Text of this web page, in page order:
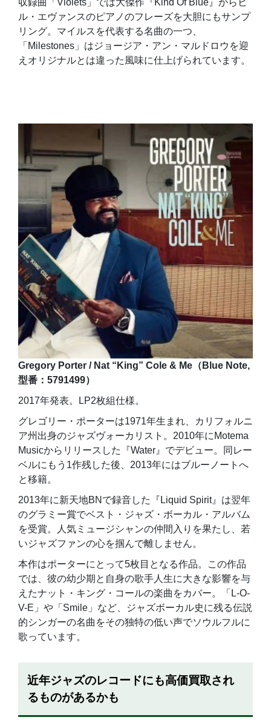
収録曲「Violets」では大傑作『Kind Of Blue』からビ
ル・エヴァンスのピアノのフレーズを大胆にもサンプ
リング。マイルスを代表する名曲の一つ、
「Milestones」はジョージア・アン・マルドロウを迎
えオリジナルとは違った風味に仕上げられています。
Gregory Porter / Nat “King” Cole & Me（Blue Note,
型番：5791499）
2017年発表。LP2枚組仕様。
グレゴリー・ポーターは1971年生まれ、カリフォルニ
ア州出身のジャズヴォーカリスト。2010年にMotema
Musicからリリースした『Water』でデビュー。同レー
ベルにもう1作残した後、2013年にはブルーノートへ
と移籍。
2013年に新天地BNで録音した『Liquid Spirit』は翌年
のグラミー賞でベスト・ジャズ・ボーカル・アルバム
を受賞。人気ミュージシャンの仲間入りを果たし、若
いジャズファンの心を掴んで離しません。
本作はポーターにとって5枚目となる作品。この作品
では、彼の幼少期と自身の歌手人生に大きな影響を与
えたナット・キング・コールの楽曲をカバー。「L-O-
V-E」や「Smile」など、ジャズボーカル史に残る伝説
的シンガーの名曲をその独特の低い声でソウルフルに
歌っています。
近年ジャズのレコードにも高価買取され
るものがあるかも